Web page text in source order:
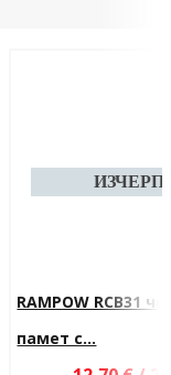
RAMPOW RCB31
памет с...